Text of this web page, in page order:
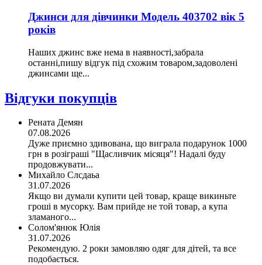
Джинси для дівчинки Модель 403702 вік 5
років
Наших джинс вже нема в наявності,забрала
останні,пишу відгук під схожим товаром,задоволені
джинсами ще...
Відгуки покупців
Рената Демян
07.08.2026
Дуже приємно здивована, що виграла подарунок 1000
грн в розіграші "Щасливчик місяця"! Надалі буду
продовжувати...
Михайло Слсдаьа
31.07.2026
Якщо ви думали купити цей товар, краще викиньте
гроші в мусорку. Вам прийде не той товар, а купа
зламаного...
Солом'янюк Юлія
31.07.2026
Рекомендую. 2 роки замовляю одяг для дітей, та все
подобається.